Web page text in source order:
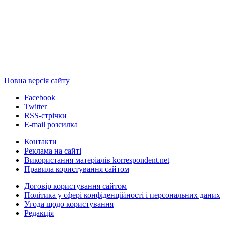
Повна версія сайту
Facebook
Twitter
RSS-стрічки
E-mail розсилка
Контакти
Реклама на сайті
Використання матеріалів korrespondent.net
Правила користування сайтом
Договір користування сайтом
Політика у сфері конфіденційності і персональних даних
Угода щодо користування
Редакція